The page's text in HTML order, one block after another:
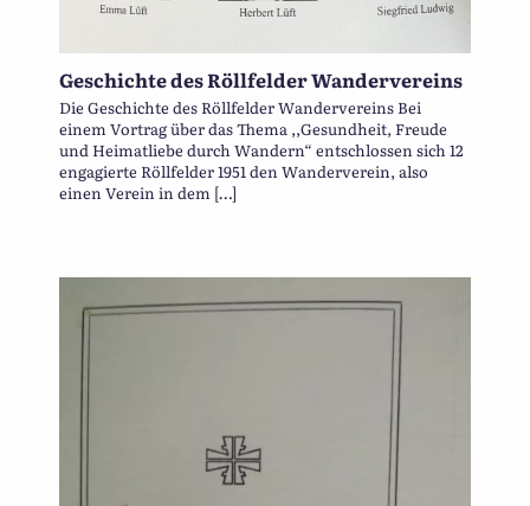
Geschichte des Röllfelder Wandervereins
Die Geschichte des Röllfelder Wandervereins Bei
einem Vortrag über das Thema ,,Gesundheit, Freude
und Heimatliebe durch Wandern“ entschlossen sich 12
engagierte Röllfelder 1951 den Wanderverein, also
einen Verein in dem […]